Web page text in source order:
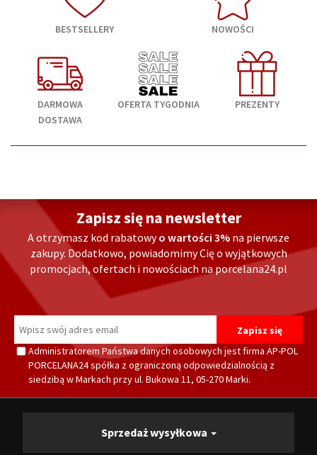
BESTSELLERY NOWOŚCI
DARMOWA
DOSTAWA
OFERTA TYGODNIA PREZENTY
Zapisz się na newsletter
A otrzymasz kod rabatowyo wartości 3% na pierwsze
zakupy. Dodatkowo, powiadomimy Cię o wyjątkowych
promocjach, ofertach i nowościach na porcelana24.pl
Administratorem Państwa danych osobowych jest firma AP-POL
PORCELANA24 spółka z ograniczoną odpowiedzialnością z
siedzibą w Markach przy ul. Bukowa 11, 05-270 Marki.
Sprzedaż wysyłkowa